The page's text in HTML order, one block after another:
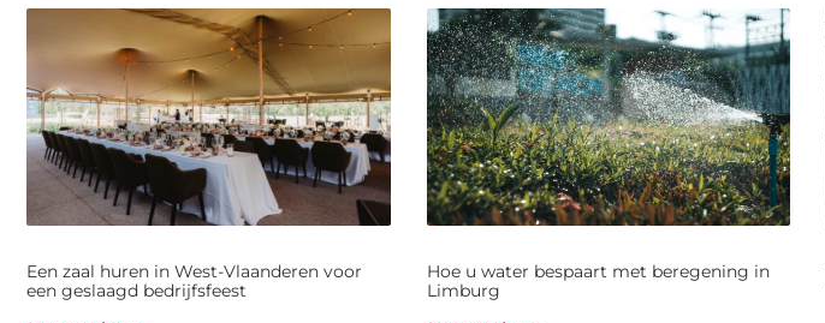
Een zaal huren in West-Vlaanderen voor
een geslaagd bedrijfsfeest
Hoe u water bespaart met beregening in
Limburg